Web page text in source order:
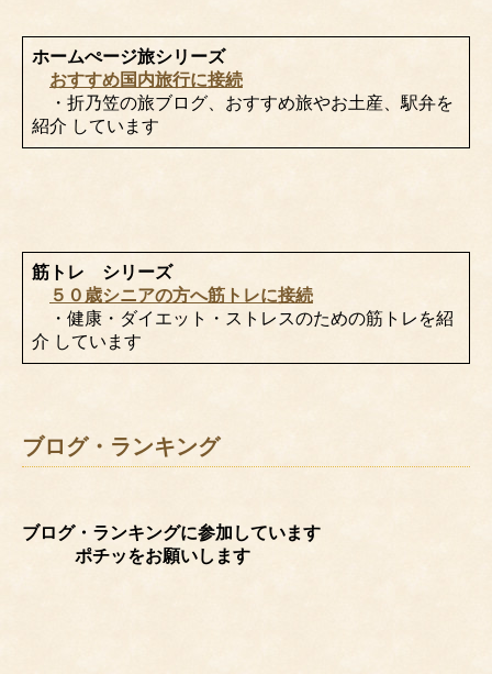
ホームぺージ旅シリーズ
おすすめ国内旅行に接続
・折乃笠の旅ブログ、おすすめ旅やお土産、駅弁を
紹介 しています
筋トレ シリーズ
５０歳シニアの方へ筋トレに接続
・健康・ダイエット・ストレスのための筋トレを紹
介 しています
ブログ・ランキング
ブログ・ランキングに参加しています
ポチッをお願いします